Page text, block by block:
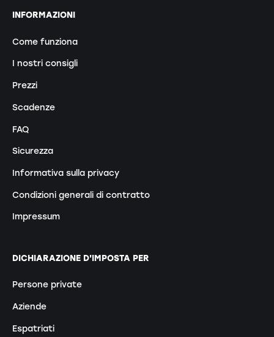
INFORMAZIONI
Come funziona
I nostri consigli
Prezzi
Scadenze
FAQ
Sicurezza
Informativa sulla privacy
Condizioni generali di contratto
Impressum
DICHIARAZIONE D'IMPOSTA PER
Persone private
Aziende
Espatriati